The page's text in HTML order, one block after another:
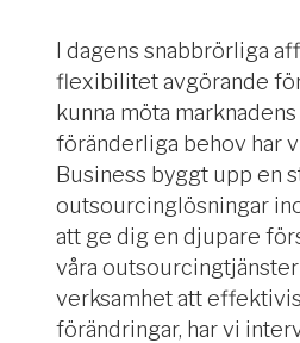
I dagens snabbrörliga
flexibilitet avgörande
kunna möta
föränderliga behov har
Business byggt upp en
outsourcinglösningar
att ge dig en djupare
våra
verksamhet att
förändringar, har vi